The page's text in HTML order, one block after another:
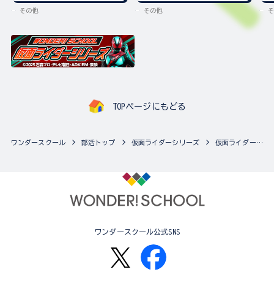
その他 その他
TOPページにもどる
ワンダースクール 部活トップ 仮面ライダーシリーズ 仮面ライダーシリーズの最新商品一覧
ワンダースクール公式SNS